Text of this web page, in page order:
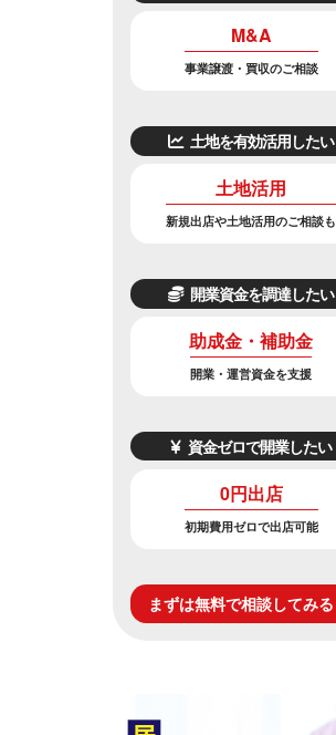
M&A
事業譲渡・買収のご相談
土地を有効活用したい
土地活用
新規出店や土地活用のご相談も
開業資金を調達したい
助成金・補助金
開業・運営資金を支援
資金ゼロで開業したい
0円出店
初期費用ゼロで出店可能
まずは無料で相談してみる